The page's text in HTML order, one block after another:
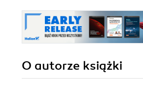
O autorze książki